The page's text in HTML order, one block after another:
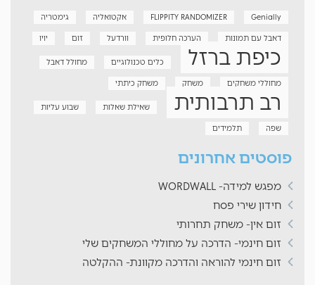
FLIPPITY RANDOMIZER Genially אקטואליה
גימטריה
דאבל עם תמונות
הערכה חלופית וורדעל זום יויו
כיפת ברזל כלים טכנולוגיים
מחולל דאבל
מחוללי משחקים
משחק משחק כיתתי
רב תרבותית שאילת שאלות
שבוע עליות
שפה
תלמידים
פוסטים אחרונים
מפגש למידה- WORDWALL
חידון שירי פסח
זום אין- משחק תחרותי
זום חינמי- הדרכה על מחוללי המשחקים שלי
זום חינמי להוראה והדרכה מקוונת- ההקלטה